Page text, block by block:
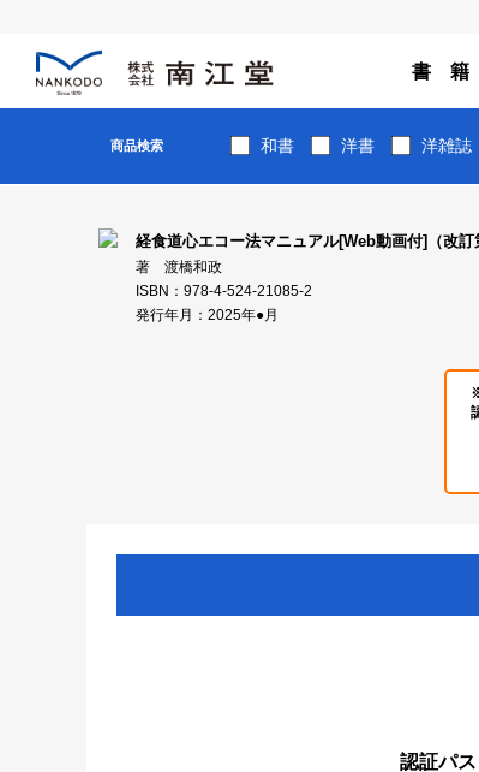
書 籍
商品検索 和書 洋書 洋雑誌
経食道心エコー法マニュアル[Web動画付]（改訂
著 渡橋和政
ISBN：978-4-524-21085-2
発行年月：2025年●月
認証パス